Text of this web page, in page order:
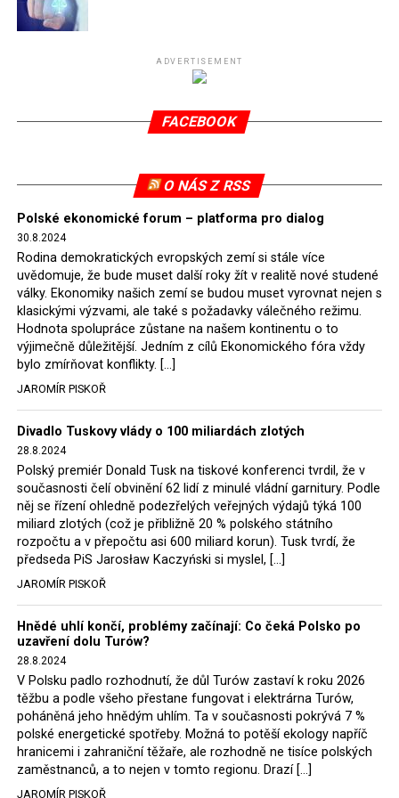
Připomeňme, že ukončení těžby hnědého uhlí pro
(SDEU) v souvislosti se stížnostmi českých samospráv
verdiktem španělské soudkyně Rosario Silva de Lapureta
tomuto rozhodnutí nevyhověla, proto na žádost
2022, než byl tento případ z důvodu uzavření dohody
Polska s Českou republikou o odstranění příčin sporu o
důl Turów vymazán z rejstříku tribunálu. Celkem si
Polsko nechalo z přiznaných evropských fondů odečíst
asi 70 milionů eur na pokutách a 45 milionů eur
zaplatilo jako odškodnění České republice – ale jak důl,
tak elektrárna nadále fungovaly. Už tehdy zástupci
tehdejší opozice a dnes vládnoucí koalice, jako
místopředseda Občanské platformy (PO) Rafał
Hołownia, přímo řekli, že by se polská vláda měla
tomuto rozhodnutí podřídit.
Rozhodnutí polského ministra spravedlnosti jistě potěší
německé, české a polské ekology, ale i těžaře. Je těžké si
představit, že by o takové věci rozhodoval sám ministr
Bodnar. Musel získat politický souhlas vládnoucí koalice.
Stále jsou totiž platné argumenty Morawieckého vlády,
že důl i elektrárna jsou – kromě zabezpečování cca 7 %
polského energetického mixu – klíčovými podniky, spolu
se svými dceřinými společnostmi zaměstnávají cca pět
tisíc lidí. Navíc s činností dolu a elektrárny nepřímo
souvisí dalších několik desítek tisíc pracovních míst v
regionu. Zelená politika ale opět zvítězila.
Rozhodnutí polského ministra spravedlnosti jistě potěší
německé, české a polské ekology, kteří žalobu u
ADVERTISEMENT
FACEBOOK
O NÁS Z RSS
Polské ekonomické forum – platforma pro dialog
30.8.2024
Rodina demokratických evropských zemí si stále více
uvědomuje, že bude muset další roky žít v realitě nové studené
války. Ekonomiky našich zemí se budou muset vyrovnat nejen s
klasickými výzvami, ale také s požadavky válečného režimu.
Hodnota spolupráce zůstane na našem kontinentu o to
výjimečně důležitější. Jedním z cílů Ekonomického fóra vždy
bylo zmírňovat konflikty. […]
JAROMÍR PISKOŘ
Divadlo Tuskovy vlády o 100 miliardách zlotých
28.8.2024
Polský premiér Donald Tusk na tiskové konferenci tvrdil, že v
současnosti čelí obvinění 62 lidí z minulé vládní garnitury. Podle
něj se řízení ohledně podezřelých veřejných výdajů týká 100
miliard zlotých (což je přibližně 20 % polského státního
rozpočtu a v přepočtu asi 600 miliard korun). Tusk tvrdí, že
předseda PiS Jarosław Kaczyński si myslel, […]
JAROMÍR PISKOŘ
Hnědé uhlí končí, problémy začínají: Co čeká Polsko po
uzavření dolu Turów?
28.8.2024
V Polsku padlo rozhodnutí, že důl Turów zastaví k roku 2026
těžbu a podle všeho přestane fungovat i elektrárna Turów,
poháněná jeho hnědým uhlím. Ta v současnosti pokrývá 7 %
polské energetické spotřeby. Možná to potěší ekology napříč
hranicemi i zahraniční těžaře, ale rozhodně ne tisíce polských
zaměstnanců, a to nejen v tomto regionu. Drazí […]
JAROMÍR PISKOŘ